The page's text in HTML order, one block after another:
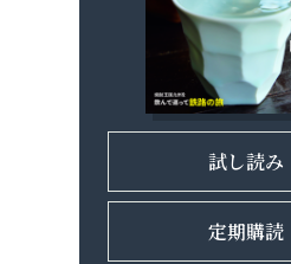
試し読み
定期購読